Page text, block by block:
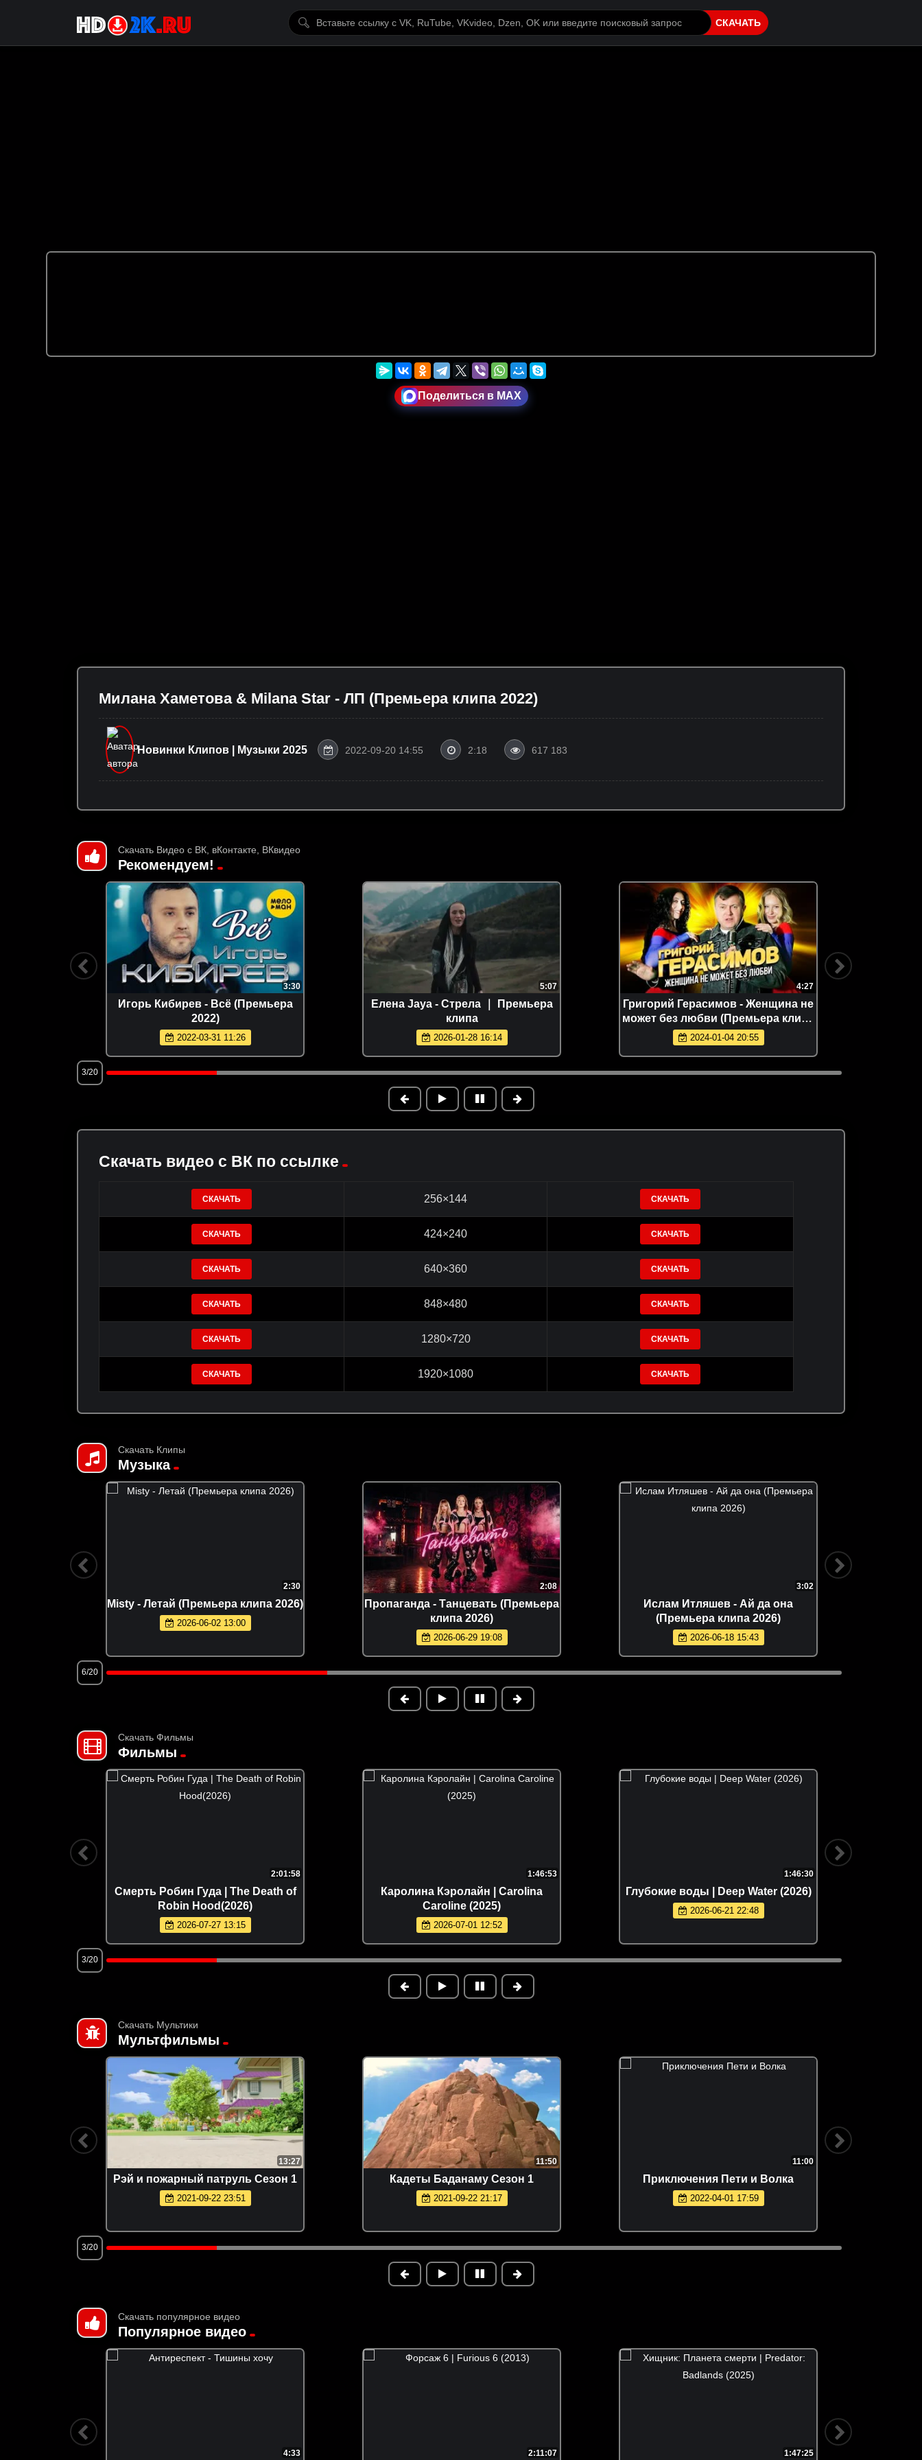
СКАЧАТЬ
Поделиться в MAX
Милана Хаметова & Milana Star - ЛП (Премьера клипа 2022)
Новинки Клипов | Музыки 2025 2022-09-20 14:55 2:18 617 183
Скачать Видео с ВК, вКонтакте, ВКвидео
Рекомендуем!
3:30
Игорь Кибирев - Всё (Премьера
2022)
2022-03-31 11:26
5:07
Елена Jaya - Стрела ｜ Премьера
клипа
2026-01-28 16:14
4:27
Григорий Герасимов - Женщина не
может без любви (Премьера клипа
2024)
2024-01-04 20:55
3/20
Скачать видео с ВК по ссылке
СКАЧАТЬ 256×144 СКАЧАТЬ
СКАЧАТЬ 424×240 СКАЧАТЬ
СКАЧАТЬ 640×360 СКАЧАТЬ
СКАЧАТЬ 848×480 СКАЧАТЬ
СКАЧАТЬ 1280×720 СКАЧАТЬ
СКАЧАТЬ 1920×1080 СКАЧАТЬ
Скачать Клипы
Музыка
2:30
Misty - Летай (Премьера клипа 2026)
2026-06-02 13:00
2:08
Пропаганда - Танцевать (Премьера
клипа 2026)
2026-06-29 19:08
3:02
Ислам Итляшев - Ай да она
(Премьера клипа 2026)
2026-06-18 15:43
6/20
Скачать Фильмы
Фильмы
2:01:58
Смерть Робин Гуда | The Death of
Robin Hood(2026)
2026-07-27 13:15
1:46:53
Каролина Кэролайн | Carolina
Caroline (2025)
2026-07-01 12:52
1:46:30
Глубокие воды | Deep Water (2026)
2026-06-21 22:48
3/20
Скачать Мультики
Мультфильмы
13:27
Рэй и пожарный патруль Сезон 1
2021-09-22 23:51
11:50
Кадеты Баданаму Сезон 1
2021-09-22 21:17
11:00
Приключения Пети и Волка
2022-04-01 17:59
3/20
Скачать популярное видео
Популярное видео
4:33 2:11:07 1:47:25